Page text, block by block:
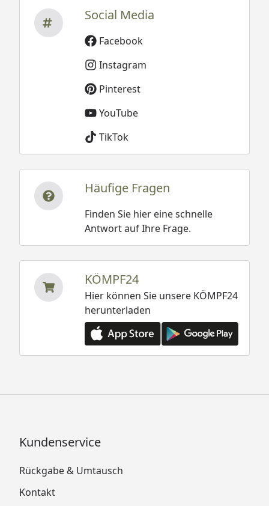
Social Media
Facebook
Instagram
Pinterest
YouTube
TikTok
Häufige Fragen
Finden Sie hier eine schnelle
Antwort auf Ihre Frage.
KÖMPF24
Hier können Sie unsere KÖMPF24
herunterladen
Kundenservice
Rückgabe & Umtausch
Kontakt